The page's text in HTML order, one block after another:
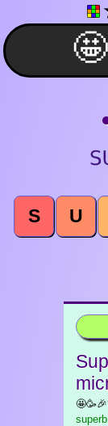
S U